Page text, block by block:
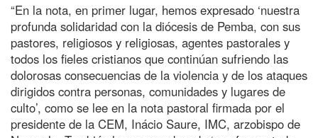
“En la nota, en primer lugar, hemos expresado ‘nuestra
profunda solidaridad con la diócesis de Pemba, con sus
pastores, religiosos y religiosas, agentes pastorales y
todos los fieles cristianos que continúan sufriendo las
dolorosas consecuencias de la violencia y de los ataques
dirigidos contra personas, comunidades y lugares de
culto’, como se lee en la nota pastoral firmada por el
presidente de la CEM, Inácio Saure, IMC, arzobispo de